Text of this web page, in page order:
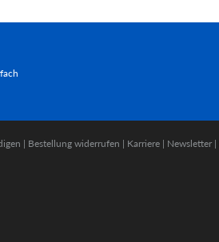
| Bestellung widerrufen | Karriere | Newsletter |